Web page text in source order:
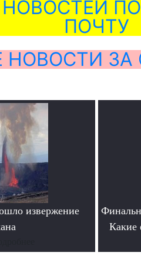
ПОЧТУ
НОВОСТИ ЗА
извержение
Какие